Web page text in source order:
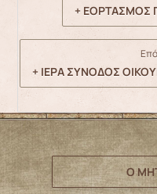
+ ΕΟΡΤΑΣΜΟΣ
+ ΙΕΡΑ ΣΥΝΟΔΟΣ
Ο